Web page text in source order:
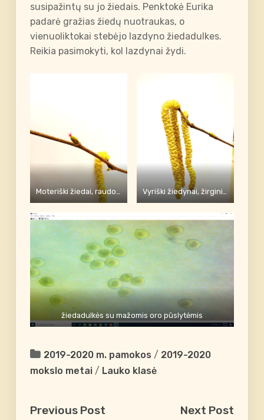
susipažintų su jo žiedais. Penktokė Eurika
padarė gražias žiedų nuotraukas, o
vienuoliktokai stebėjo lazdyno žiedadulkes.
Reikia pasimokyti, kol lazdynai žydi.
žiedadulkės su mažomis oro pūslytėmis
2019-2020 m. pamokos / 2019-2020
mokslo metai / Lauko klasė
Previous Post
Next Post